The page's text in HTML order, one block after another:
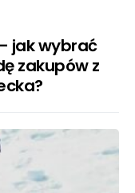
jak wybrać
zakupów z